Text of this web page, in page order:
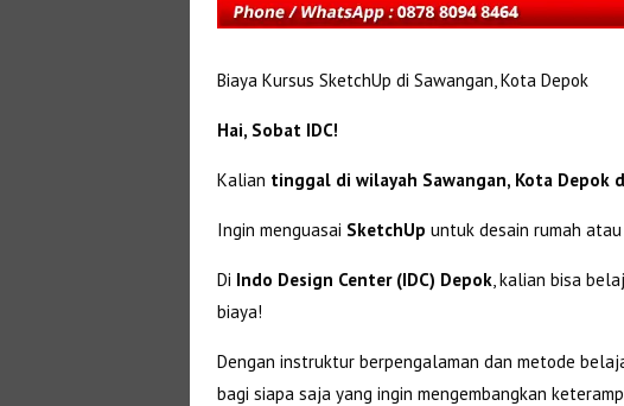
Biaya Kursus SketchUp di Sawangan, Kota Depok
Hai, Sobat IDC!
Kalian tinggal di wilayah Sawangan, Kota Depok
Ingin menguasai SketchUp untuk desain rumah
Di Indo Design Center (IDC) Depok , kalian bisa
biaya!
Dengan instruktur berpengalaman dan metode
bagi siapa saja yang ingin mengembangkan